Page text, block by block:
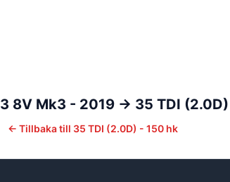
8V Mk3 - 2019 -> 35 TDI
← Tillbaka till 35 TDI (2.0D) - 150 hk